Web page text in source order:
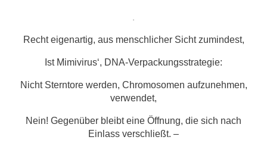
Recht eigenartig, aus menschlicher Sicht zumindest,
Ist Mimivirus‘, DNA-Verpackungsstrategie:
Nicht Sterntore werden, Chromosomen aufzunehmen,
verwendet,
Nein! Gegenüber bleibt eine Öffnung, die sich nach
Einlass verschließt. –